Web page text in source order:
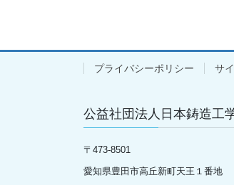
プライバシーポリシー サ
公益社団法人日本鋳造工
〒 473-8501
愛知県豊田市高丘新町天王１番地